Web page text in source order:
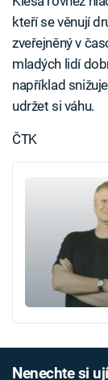
kteří se věnují
zveřejněný v
mladých lidí
například
udržet si váhu.
ČTK
Nenechte si